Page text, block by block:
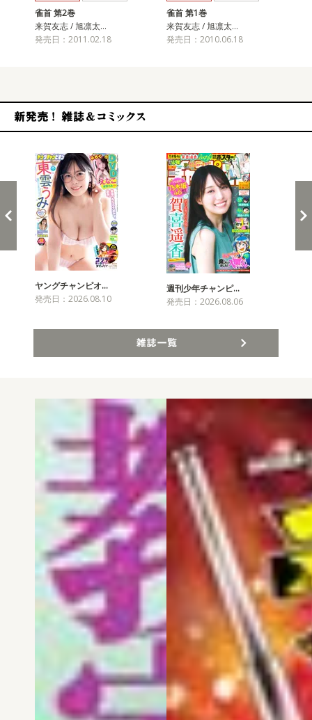
雀首 第2巻
来賀友志 / 旭凛太…
発売日：2011.02.18
雀首 第1巻
来賀友志 / 旭凛太…
発売日：2010.06.18
ヤングチャンピオ…
発売日：2026.08.10
週刊少年チャンピ…
発売日：2026.08.06